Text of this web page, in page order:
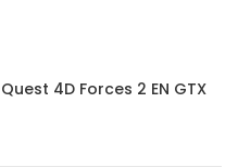
4D Forces 2 EN GTX